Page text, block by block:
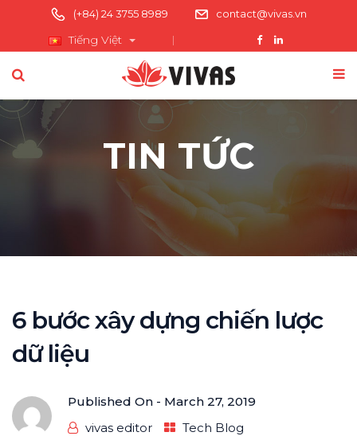
(+84) 24 3755 8989 contact@vivas.vn
Tiếng Việt
TIN TỨC
6 bước xây dựng chiến lược
dữ liệu
Published On - March 27, 2019
vivas editor
Tech Blog